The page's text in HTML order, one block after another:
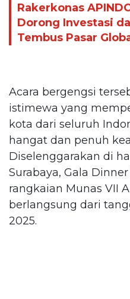
Rakerkonas
Dorong Investasi
Tembus Pasar
Acara bergengsi
istimewa yang
kota dari seluruh
hangat dan penuh
Diselenggarakan di
Surabaya, Gala
rangkaian Munas VII
berlangsung dari
2025.